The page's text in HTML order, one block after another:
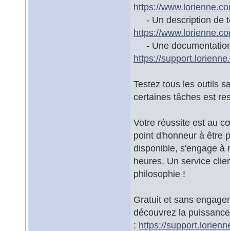
https://
- Un description de
https://
- Une
https://
Testez tous les outils
certaines tâches est
Votre réussite est au
point d'honneur à être
disponible, s'engage à
heures. Un service
philosophie !
Gratuit et sans
découvrez la
: https://